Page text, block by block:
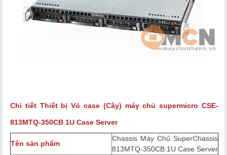
Chi tiết Thiết bịVỏ case (Cây) máy chủ supermicro CSE-
813MTQ-350CB 1U Case Server
Tên sản phẩm
Chassis Máy Chủ SuperChassis
813MTQ-350CB 1U Case Server